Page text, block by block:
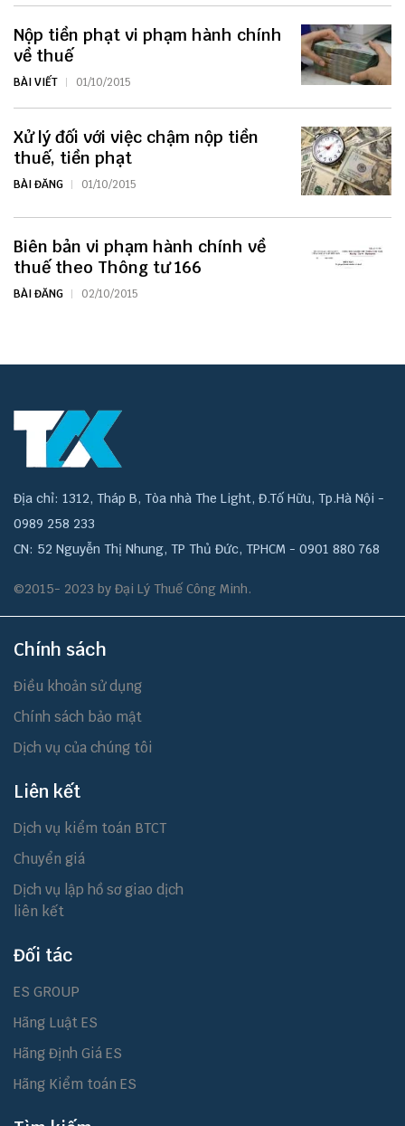
Nộp tiền phạt vi phạm hành chính
về thuế
BÀI VIẾT 01/10/2015
Xử lý đối với việc chậm nộp tiền
thuế, tiền phạt
BÀI ĐĂNG 01/10/2015
Biên bản vi phạm hành chính về
thuế theo Thông tư 166
BÀI ĐĂNG 02/10/2015
Địa chỉ: 1312, Tháp B, Tòa nhà The Light, Đ.Tố Hữu, Tp.Hà Nội -
0989 258 233
CN: 52 Nguyễn Thị Nhung, TP Thủ Đức, TPHCM - 0901 880 768
©2015- 2023 by Đại Lý Thuế Công Minh.
Chính sách
Điều khoản sử dụng
Chính sách bảo mật
Dịch vụ của chúng tôi
Liên kết
Dịch vụ kiểm toán BTCT
Chuyển giá
Dịch vụ lập hồ sơ giao dịch
liên kết
Đối tác
ES GROUP
Hãng Luật ES
Hãng Định Giá ES
Hãng Kiểm toán ES